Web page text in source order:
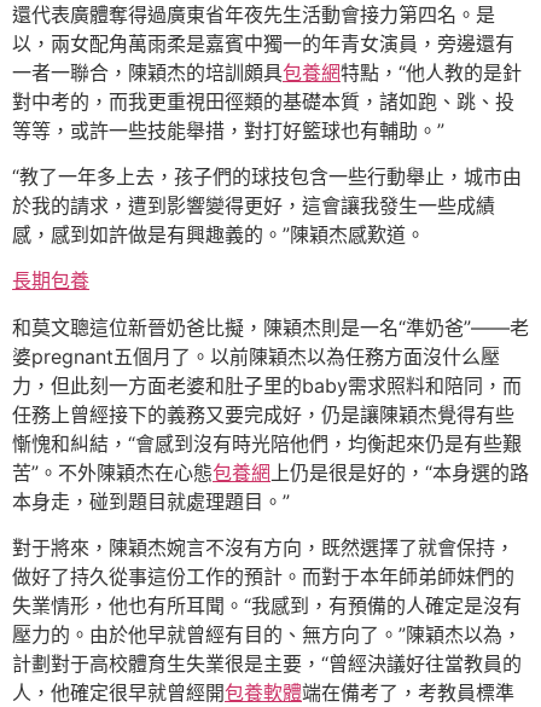
還代表廣體奪得過廣東省年夜先生活動會接力第四名。是
以，兩女配角萬雨柔是嘉賓中獨一的年青女演員，旁邊還有
一者一聯合，陳穎杰的培訓頗具包養網特點，“他人教的是針
對中考的，而我更重視田徑類的基礎本質，諸如跑、跳、投
等等，或許一些技能舉措，對打好籃球也有輔助。”
“教了一年多上去，孩子們的球技包含一些行動舉止，城市由
於我的請求，遭到影響變得更好，這會讓我發生一些成績
感，感到如許做是有興趣義的。”陳穎杰感歎道。
長期包養
和莫文聰這位新晉奶爸比擬，陳穎杰則是一名“準奶爸”——老
婆pregnant五個月了。以前陳穎杰以為任務方面沒什么壓
力，但此刻一方面老婆和肚子里的baby需求照料和陪同，而
任務上曾經接下的義務又要完成好，仍是讓陳穎杰覺得有些
慚愧和糾結，“會感到沒有時光陪他們，均衡起來仍是有些艱
苦”。不外陳穎杰在心態包養網 上仍是很是好的，“本身選的路
本身走，碰到題目就處理題目。”
對于將來，陳穎杰婉言不沒有方向，既然選擇了就會保持，
做好了持久從事這份工作的預計。而對于本年師弟師妹們的
失業情形，他也有所耳聞。“我感到，有預備的人確定是沒有
壓力的。由於他早就曾經有目的、無方向了。”陳穎杰以為，
計劃對于高校體育生失業很是主要，“曾經決議好往當教員的
人，他確定很早就曾經開包養軟體端在備考了，考教員標準